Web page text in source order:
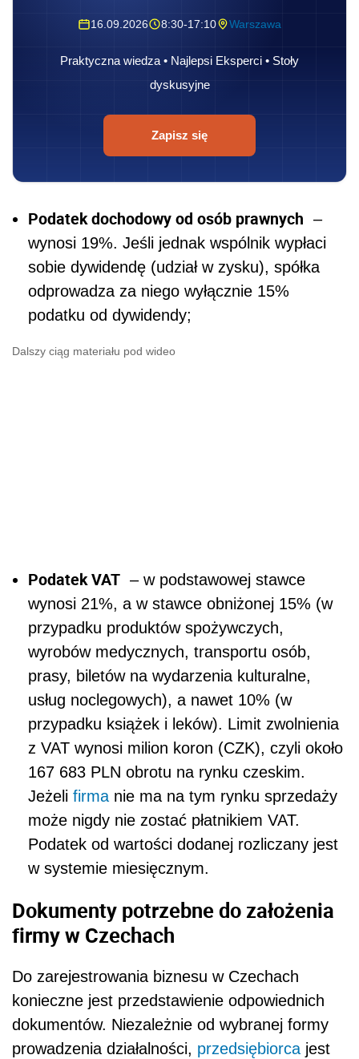
16.09.2026 8:30-17:10 Warszawa
Praktyczna wiedza • Najlepsi Eksperci • Stoły
dyskusyjne
Zapisz się
Podatek dochodowy od osób prawnych –
wynosi 19%. Jeśli jednak wspólnik wypłaci
sobie dywidendę (udział w zysku), spółka
odprowadza za niego wyłącznie 15%
podatku od dywidendy;
Dalszy ciąg materiału pod wideo
Podatek VAT – w podstawowej stawce
wynosi 21%, a w stawce obniżonej 15% (w
przypadku produktów spożywczych,
wyrobów medycznych, transportu osób,
prasy, biletów na wydarzenia kulturalne,
usług noclegowych), a nawet 10% (w
przypadku książek i leków). Limit zwolnienia
z VAT wynosi milion koron (CZK), czyli około
167 683 PLN obrotu na rynku czeskim.
Jeżeli firma nie ma na tym rynku sprzedaży
może nigdy nie zostać płatnikiem VAT.
Podatek od wartości dodanej rozliczany jest
w systemie miesięcznym.
Dokumenty potrzebne do założenia
firmy w Czechach
Do zarejestrowania biznesu w Czechach
konieczne jest przedstawienie odpowiednich
dokumentów. Niezależnie od wybranej formy
prowadzenia działalności, przedsiębiorcajest